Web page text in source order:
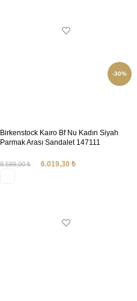
-30%
Birkenstock Kaıro Bf Nu Kadın Siyah
Parmak Arası Sandalet 147111
8.599,00₺ 6.019,30 ₺